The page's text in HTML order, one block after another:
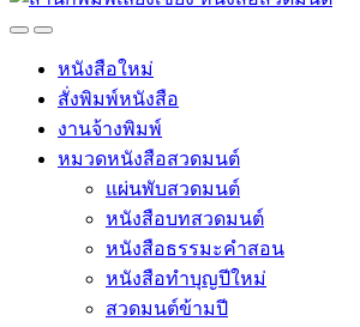
OpenClose
หนังสือใหม่
สั่งพิมพ์หนังสือ
งานจ้างพิมพ์
หมวดหนังสือสวดมนต์
แผ่นพับสวดมนต์
หนังสือบทสวดมนต์
หนังสือธรรมะคำสอน
หนังสือทำบุญปีใหม่
สวดมนต์ข้ามปี